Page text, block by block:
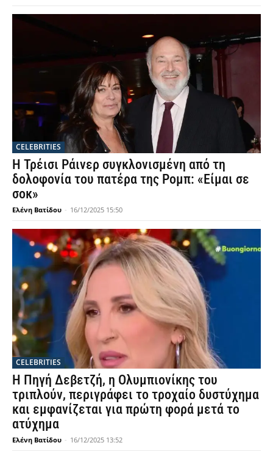
CELEBRITIES
Η Τρέισι Ράινερ συγκλονισμένη από τη
δολοφονία του πατέρα της Ρομπ: «Είμαι σε
σοκ»
Ελένη Βατίδου - 16/12/2025 15:50
CELEBRITIES
Η Πηγή Δεβετζή, η Ολυμπιονίκης του
τριπλούν, περιγράφει το τροχαίο δυστύχημα
και εμφανίζεται για πρώτη φορά μετά το
ατύχημα
Ελένη Βατίδου - 16/12/2025 13:52